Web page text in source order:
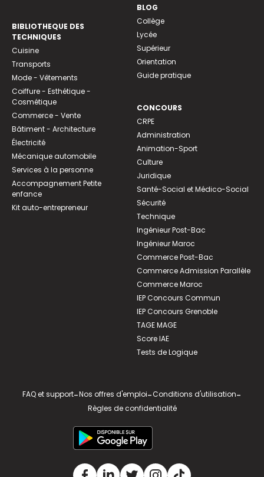
BIBLIOTHEQUE DES
TECHNIQUES
Cuisine
Transports
Mode - Vêtements
Coiffure - Esthétique -
Cosmétique
Commerce - Vente
Bâtiment - Architecture
Électricité
Mécanique automobile
Services à la personne
Accompagnement Petite
enfance
Kit auto-entrepreneur
BLOG
Collège
Lycée
Supérieur
Orientation
Guide pratique
CONCOURS
CRPE
Administration
Animation-Sport
Culture
Juridique
Santé-Social et Médico-Social
Sécurité
Technique
Ingénieur Post-Bac
Ingénieur Maroc
Commerce Post-Bac
Commerce Admission Parallèle
Commerce Maroc
IEP Concours Commun
IEP Concours Grenoble
TAGE MAGE
Score IAE
Tests de Logique
FAQ et support-Nos offres d'emploi-Conditions d'utilisation-
Règles de confidentialité